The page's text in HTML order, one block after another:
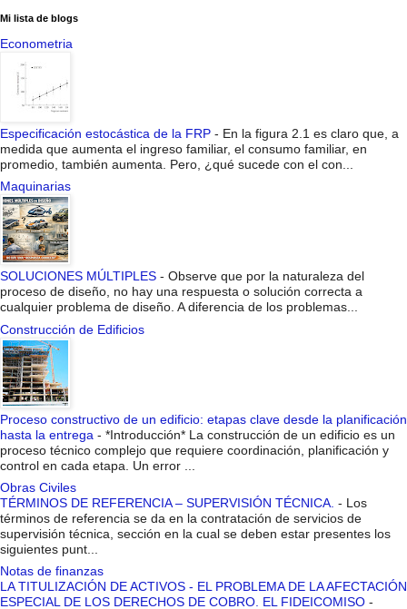
Mi lista de blogs
Econometria
Especificación estocástica de la FRP - En la figura 2.1 es claro que, a
medida que aumenta el ingreso familiar, el consumo familiar, en
promedio, también aumenta. Pero, ¿qué sucede con el con...
Maquinarias
SOLUCIONES MÚLTIPLES - Observe que por la naturaleza del
proceso de diseño, no hay una respuesta o solución correcta a
cualquier problema de diseño. A diferencia de los problemas...
Construcción de Edificios
Proceso constructivo de un edificio: etapas clave desde la planificación
hasta la entrega - *Introducción* La construcción de un edificio es un
proceso técnico complejo que requiere coordinación, planificación y
control en cada etapa. Un error ...
Obras Civiles
TÉRMINOS DE REFERENCIA – SUPERVISIÓN TÉCNICA. - Los
términos de referencia se da en la contratación de servicios de
supervisión técnica, sección en la cual se deben estar presentes los
siguientes punt...
Notas de finanzas
LA TITULIZACIÓN DE ACTIVOS - EL PROBLEMA DE LA AFECTACIÓN
ESPECIAL DE LOS DERECHOS DE COBRO. EL FIDEICOMISO -